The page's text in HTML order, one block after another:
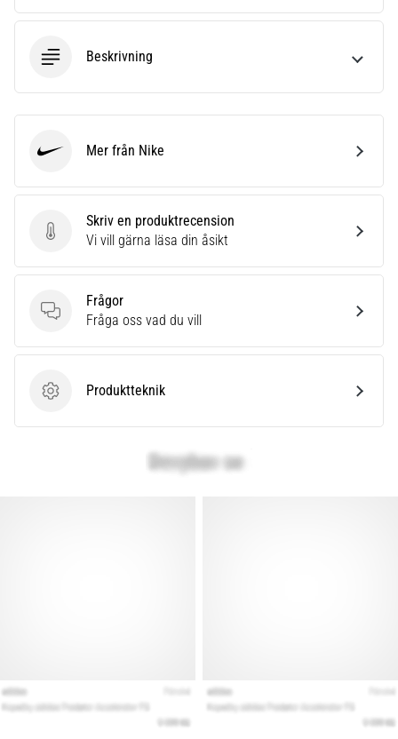
Beskrivning
Skriv en produktrecension
Skriv en produktrecension
Vi vill gärna läsa din åsikt
Frågor
Frågor
Fråga oss vad du vill
ProduktteknikProduktteknik
Mer från Nike